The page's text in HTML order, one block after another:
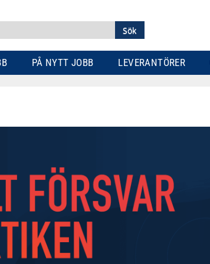
PÅ NYTT JOBB LEVERANTÖRER